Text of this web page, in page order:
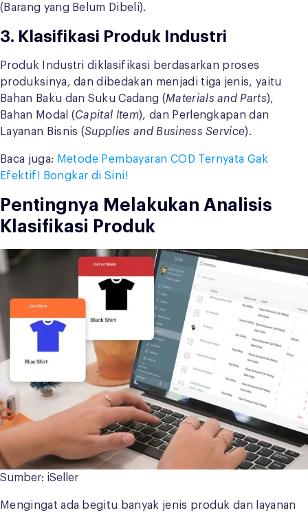
(Barang yang Belum Dibeli).
3. Klasifikasi Produk Industri
Produk Industri diklasifikasi berdasarkan proses
produksinya, dan dibedakan menjadi tiga jenis, yaitu
Bahan Baku dan Suku Cadang (Materials and Parts),
Bahan Modal (Capital Item), dan Perlengkapan dan
Layanan Bisnis (Supplies and Business Service).
Baca juga: Metode Pembayaran COD Ternyata Gak
Efektif! Bongkar di Sini!
Pentingnya Melakukan Analisis
Klasifikasi Produk
Sumber: iSeller
Mengingat ada begitu banyak jenis produk dan layanan